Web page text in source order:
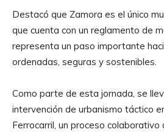
Destacó que Zamora es el único
que cuenta con un reglamento de
representa un paso importante
ordenadas, seguras y sostenibles.
Como parte de esta jornada, se
intervención de urbanismo táctico
Ferrocarril, un proceso colaborativo